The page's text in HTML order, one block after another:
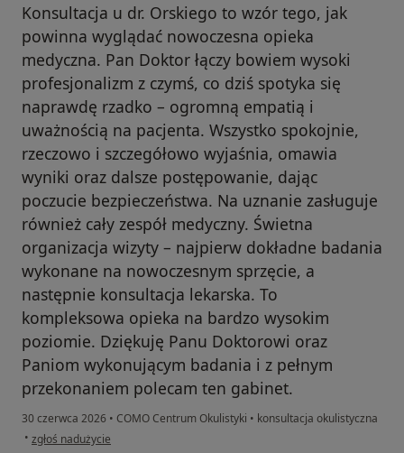
Konsultacja u dr. Orskiego to wzór tego, jak
powinna wyglądać nowoczesna opieka
medyczna. Pan Doktor łączy bowiem wysoki
profesjonalizm z czymś, co dziś spotyka się
naprawdę rzadko – ogromną empatią i
uważnością na pacjenta. Wszystko spokojnie,
rzeczowo i szczegółowo wyjaśnia, omawia
wyniki oraz dalsze postępowanie, dając
poczucie bezpieczeństwa. Na uznanie zasługuje
również cały zespół medyczny. Świetna
organizacja wizyty – najpierw dokładne badania
wykonane na nowoczesnym sprzęcie, a
następnie konsultacja lekarska. To
kompleksowa opieka na bardzo wysokim
poziomie. Dziękuję Panu Doktorowi oraz
Paniom wykonującym badania i z pełnym
przekonaniem polecam ten gabinet.
30 czerwca 2026 • COMO Centrum Okulistyki • konsultacja okulistyczna
• w opinii użytkownika M.S.
zgłoś nadużycie